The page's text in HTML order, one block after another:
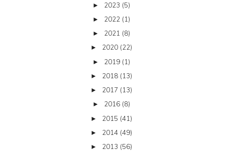
► 2023 (5)
► 2022 (1)
► 2021 (8)
► 2020 (22)
► 2019 (1)
► 2018 (13)
► 2017 (13)
► 2016 (8)
► 2015 (41)
► 2014 (49)
► 2013 (56)